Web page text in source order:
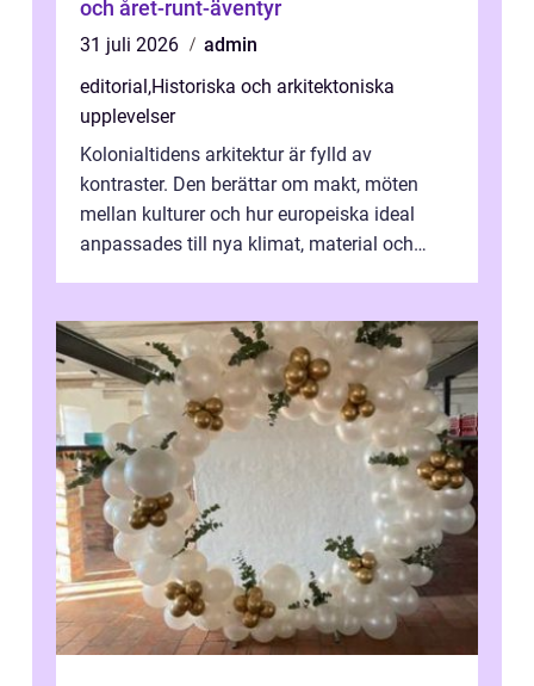
och året-runt-äventyr
31 juli 2026
admin
editorial,Historiska och arkitektoniska
upplevelser
Kolonialtidens arkitektur är fylld av
kontraster. Den berättar om makt, möten
mellan kulturer och hur europeiska ideal
anpassades till nya klimat, material och